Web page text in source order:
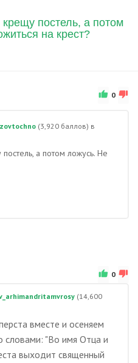
крещу постель, а потом
на крест?
0
(3,920 баллов) в
а потом ложусь. Не
0
(14,600
вместе и осеняем
словами: "Во имя Отца и
выходит священный